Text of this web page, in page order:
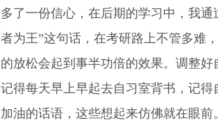
多了一份信心，在后期的学习中，我
者为王”这句话，在考研路上不管多难
的放松会起到事半功倍的效果。调整
记得每天早上早起去自习室背书，记
加油的话语，这些想起来仿佛就在眼